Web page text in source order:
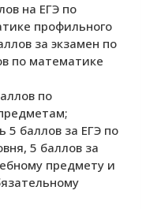
на ЕГЭ по
профильного
за экзамен по
по математике
по
5 баллов за ЕГЭ по
5 баллов за
предмету и